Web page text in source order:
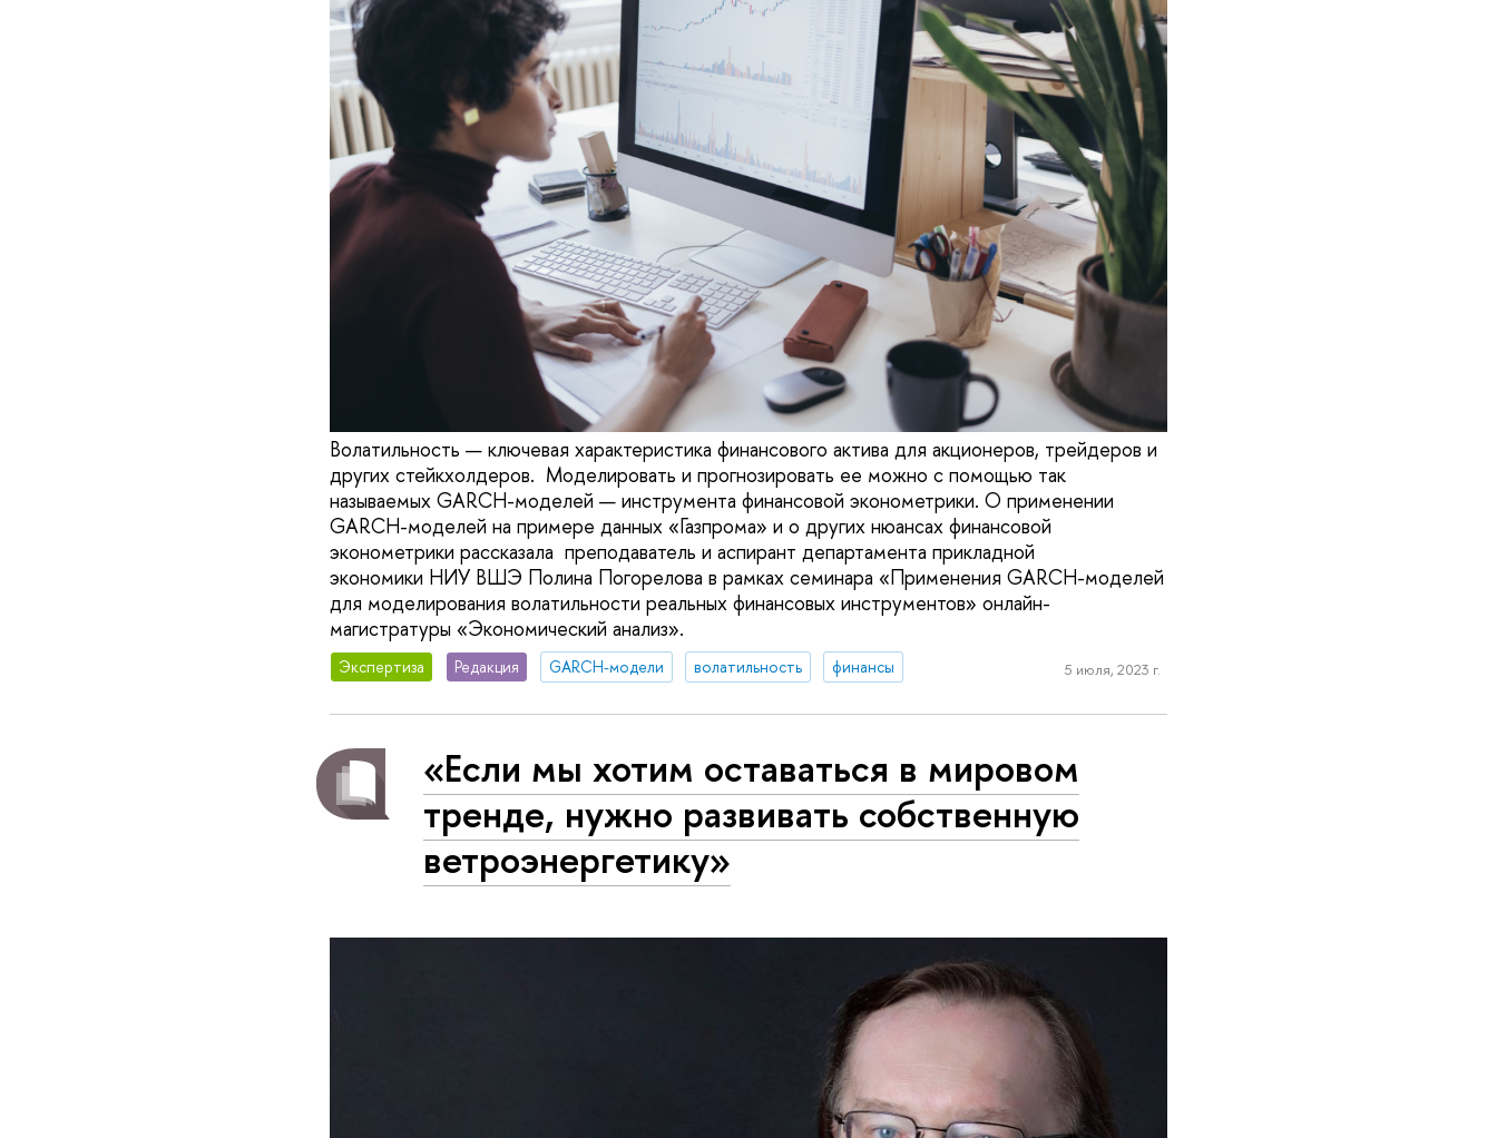
Волатильность — ключевая характеристика финансового актива для акционеров, трейдеров и
других стейкхолдеров. Моделировать и прогнозировать ее можно с помощью так
называемых GARCH-моделей — инструмента финансовой эконометрики. О применении
GARCH-моделей на примере данных «Газпрома» и о других нюансах финансовой
эконометрики рассказала преподаватель и аспирант департамента прикладной
экономики НИУ ВШЭ Полина Погорелова в рамках семинара «Применения GARCH-моделей
для моделирования волатильности реальных финансовых инструментов» онлайн-
магистратуры «Экономический анализ».
Экспертиза Редакция GARCH-модели волатильность финансы 5 июля, 2023 г.
«Если мы хотим оставаться в мировом
тренде, нужно развивать собственную
ветроэнергетику»